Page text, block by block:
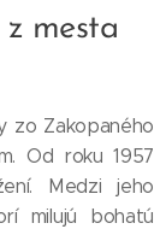
z mesta
zo Zakopaného
Od roku 1957
Medzi jeho
milujú bohatú